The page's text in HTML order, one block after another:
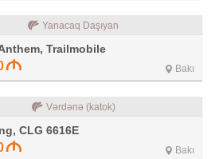
Yanacaq Daşıyan
Trailmobile
Bakı
Vərdənə (katok)
CLG 6616E
Bakı